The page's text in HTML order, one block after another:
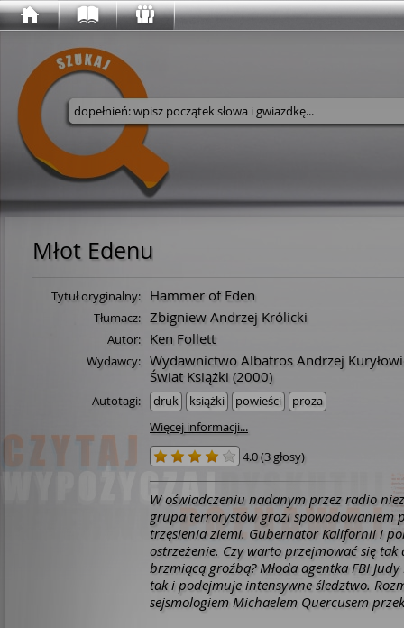
Wyszukaj w serwisie
Młot Edenu
Tytuł oryginalny: Hammer of Eden
Tłumacz: Zbigniew Andrzej Królicki
Autor: Ken Follett
Wydawcy: Wydawnictwo Albatros Andrzej
Świat Książki (2000)
Autotagi: druk książki powieści
proza
Więcej informacji...
4.0(3 głosy)
W oświadczeniu nadanym przez radio
grupa terrorystów grozi spowodowaniem
trzęsienia ziemi. Gubernator Kalifornii i
ostrzeżenie. Czy warto przejmować się
brzmiącą groźbą? Młoda agentka FBI
tak i podejmuje intensywne śledztwo.
sejsmologiem Michaelem Quercusem